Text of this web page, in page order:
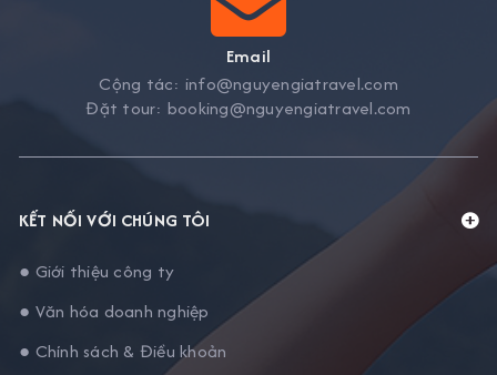
Email
Cộng tác: info@nguyengiatravel.com
Đặt tour: booking@nguyengiatravel.com
KẾT NỐI VỚI CHÚNG TÔI
● Giới thiệu công ty
● Văn hóa doanh nghiệp
● Chính sách & Điều khoản